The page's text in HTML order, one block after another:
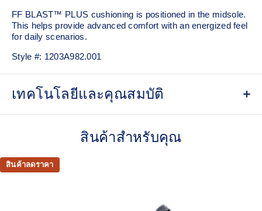
FF BLAST™ PLUS cushioning is positioned in the midsole.
This helps provide advanced comfort with an energized feel
for daily scenarios.
Style #: 1203A982.001
เทคโนโลยีและคุณสมบัติ
Split-toe construction.
FF BLAST™ PLUS cushioning
Midsole foam that provides a blend of cloud like cushioning
สินค้าสำหรับคุณ
สินค้าลดราคา